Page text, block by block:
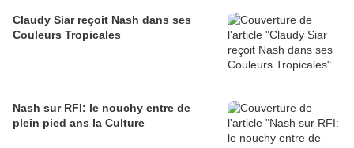
Claudy Siar reçoit Nash dans ses
Couleurs Tropicales
Nash sur RFI: le nouchy entre de
plein pied ans la Culture